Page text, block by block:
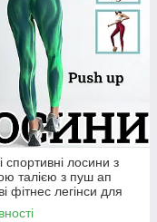
спортивні лосини з
талією з пуш ап
фітнес легінси для
безшовні